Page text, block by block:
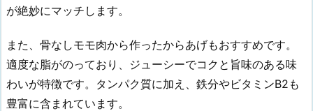
が絶妙にマッチします。
また、骨なしモモ肉から作ったからあげもおすすめです。
適度な脂がのっており、ジューシーでコクと旨味のある味
わいが特徴です。タンパク質に加え、鉄分やビタミンB2も
豊富に含まれています。